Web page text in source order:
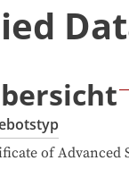
of Advanced